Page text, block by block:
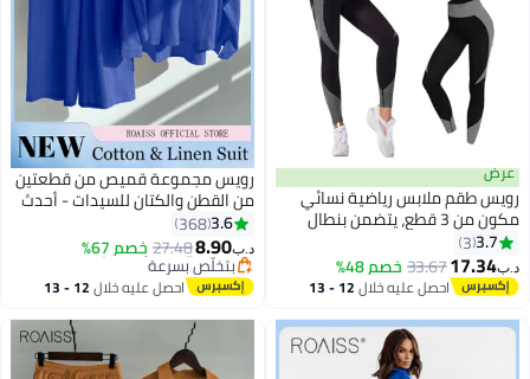
عرض
رويس طقم ملابس رياضية نسائي
مكون من 3 قطع، يتضمن بنطال
رياضي ضيق وحمالة صدر رياضية
مطاطية، باللونين الأسود والرمادي.
3.7
3
د.ب‏17.34
33.67خصم 48%
احصل عليه خلال 12 - 13
رويس مجموعة قميص من قطعتين
من القطن والكتان للسيدات - أحدث
صيحات الموضة - بدلة قميص
كلاسيكية بلون موحد - ملابس
صيفية وربيعية للمقاسات الكبيرة -
قميص بأكمام طويلة وياقة وملابس
مريحة للتهوية والانتعاش - بنطال
فضفاض
3.6
368
د.ب‏8.90
27.48خصم 67%
#26 في أطقم ملابس البنات
بتخلّص بسرعة
#26 في أطقم ملابس البنات
احصل عليه خلال 12 - 13